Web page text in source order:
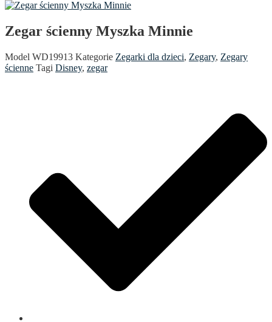
Zegar ścienny Myszka Minnie
Model WD19913 Kategorie Zegarki dla dzieci, Zegary, Zegary
ścienne Tagi Disney, zegar